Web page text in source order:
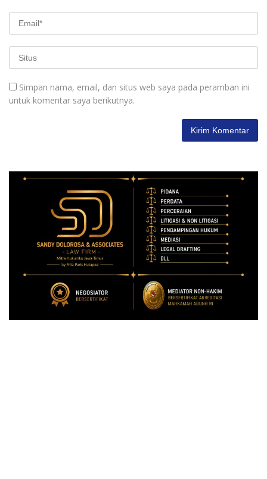
Simpan nama, email, dan situs web saya pada peramban ini
untuk komentar saya berikutnya.